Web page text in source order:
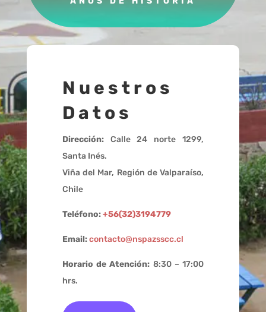
Nuestros
Datos
Dirección:Calle 24 norte 1299,
Santa Inés.
Viña del Mar, Región de Valparaíso,
Chile
Teléfono:+56(32)3194779
Email:contacto@nspazsscc.cl
Horario de Atención: 8:30 – 17:00
hrs.